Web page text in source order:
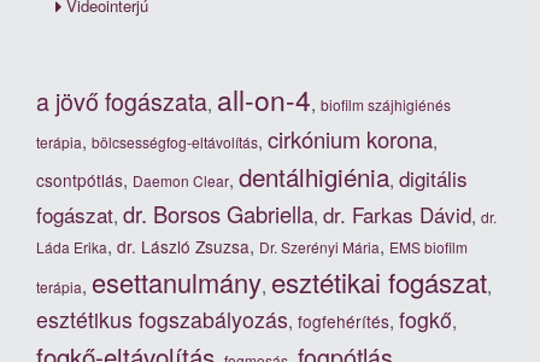
Videointerjú
a jövő fogászata, all-on-4, biofilm szájhigiénés
terápia, bölcsességfog-eltávolítás, cirkónium korona,
csontpótlás, Daemon Clear, dentálhigiénia, digitális
fogászat, dr. Borsos Gabriella, dr. Farkas Dávid, dr.
Láda Erika, dr. László Zsuzsa, Dr. Szerényi Mária, EMS biofilm
terápia, esettanulmány, esztétikai fogászat,
esztétikus fogszabályozás, fogfehérítés, fogkő,